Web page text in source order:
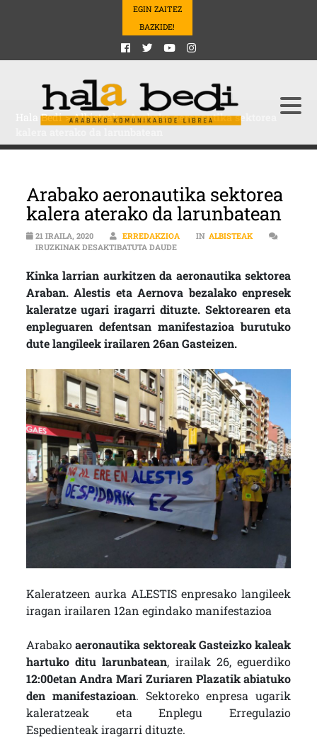
EGIN ZAITEZ
BAZKIDE!
Hala Bedi>Albisteak>Arabako aeronautika sektorea
Arabako aeronautika sektorea
kalera aterako da larunbatean
21 IRAILA, 2020 ERREDAKZIOA IN ALBISTEAK
IRUZKINAK DESAKTIBATUTA DAUDEARABAKO AERONAUTIKA
Kinka larrian aurkitzen da aeronautika sektorea
Araban. Alestis eta Aernova bezalako enpresek
kaleratze ugari iragarri dituzte. Sektorearen eta
enpleguaren defentsan manifestazioa burutuko
dute langileek irailaren 26an Gasteizen.
Kaleratzeen aurka ALESTIS enpresako langileek
iragan irailaren 12an egindako manifestazioa
Arabakoaeronautika sektoreak Gasteizko kaleak
hartuko ditu larunbatean, irailak 26, eguerdiko
12:00etan Andra Mari Zuriaren Plazatik abiatuko
den manifestazioan. Sektoreko enpresa ugarik
kaleratzeak eta Enplegu Erregulazio
Espedienteak iragarri dituzte.